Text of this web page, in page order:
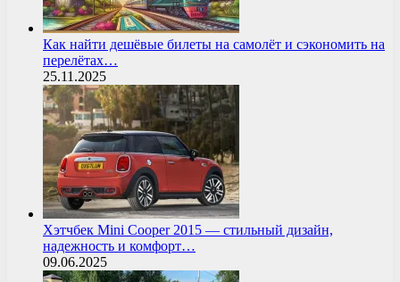
Как найти дешёвые билеты на самолёт и сэкономить на
перелётах…
25.11.2025
Хэтчбек Mini Cooper 2015 — стильный дизайн,
надежность и комфорт…
09.06.2025